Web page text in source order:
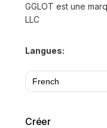
GGLOT est une
LLC
Langues:
French
Créer